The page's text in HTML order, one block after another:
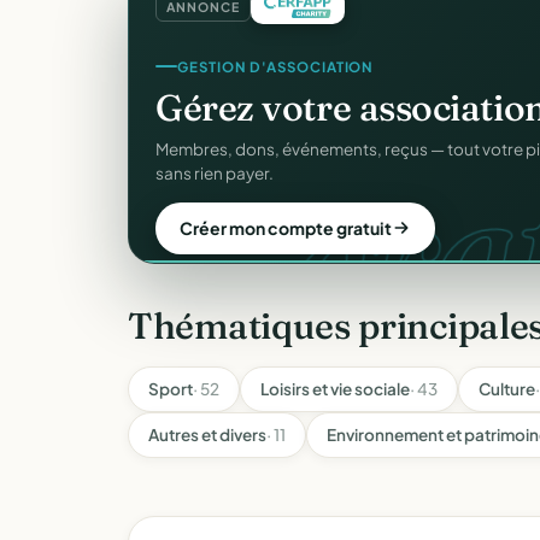
ANNONCE
GESTION D'ASSOCIATION
Gérez votre
Membres, dons, événements, reçus — tout votre
sans rien payer.
Créer mon compte gratuit
SITE WEB
Votre site web
Une page publique élégante et un site de
Sans webmaster.
Créer mon site gratuit
Thématiques
Sport· 52 Loisirs et vie sociale· 43 Culture
Autres et divers· 11 Environnement et